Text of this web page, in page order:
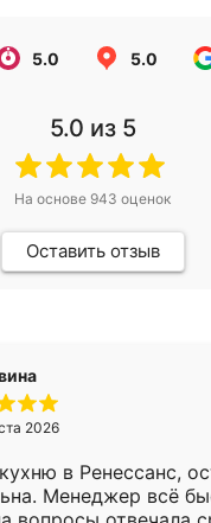
5.0 5.0
5.0 из 5
На основе 943 оценок
Оставить отзыв
2026
в Ренессанс,
Менеджер всё